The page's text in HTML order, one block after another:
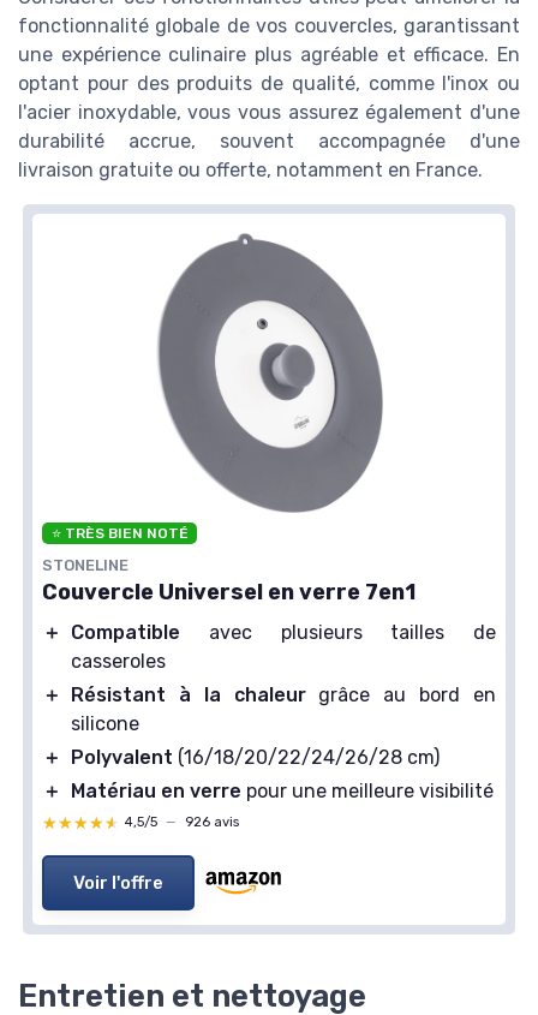
fonctionnalité globale de vos couvercles, garantissant
une expérience culinaire plus agréable et efficace. En
optant pour des produits de qualité, comme l'inox ou
l'acier inoxydable, vous vous assurez également d'une
durabilité accrue, souvent accompagnée d'une
livraison gratuite ou offerte, notamment en France.
⭐ TRÈS BIEN NOTÉ
STONELINE
Couvercle Universel en verre 7en1
＋ Compatible avec plusieurs tailles de
casseroles
＋
Résistant à la chaleurgrâce au bord en
silicone
＋
Polyvalent (16/18/20/22/24/26/28 cm)
＋
Matériau en verre pour une meilleure visibilité
★★★★★
★★★★★ 4,5/5 — 926 avis
Voir l'offre
Entretien et nettoyage
Bouchons de Vidange en Silicone Anti-
Anti-odeur
pour un environnement frais
Désodorisant
efficace
Joint étanche pour éviter les fuites
Réutilisable
et durable
2 pièces
1837 avis
Voir l'offre
Couvercle Universel en verre 7en1